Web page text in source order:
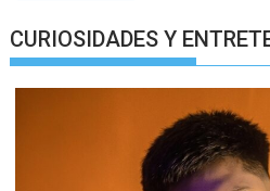
CURIOSIDADES Y